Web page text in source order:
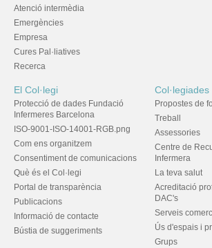
Atenció intermèdia
Emergències
Empresa
Cures Pal·liatives
Recerca
El Col·legi
Protecció de dades Fundació
Infermeres Barcelona
ISO-9001-ISO-14001-RGB.png
Com ens organitzem
Consentiment de comunicacions
Què és el Col·legi
Portal de transparència
Publicacions
Informació de contacte
Bústia de suggeriments
Col·legiades
Propostes de
Treball
Assessories
Centre de
Infermera
La teva salut
Acreditació
DAC's
Serveis
Ús d'espais i
Grups